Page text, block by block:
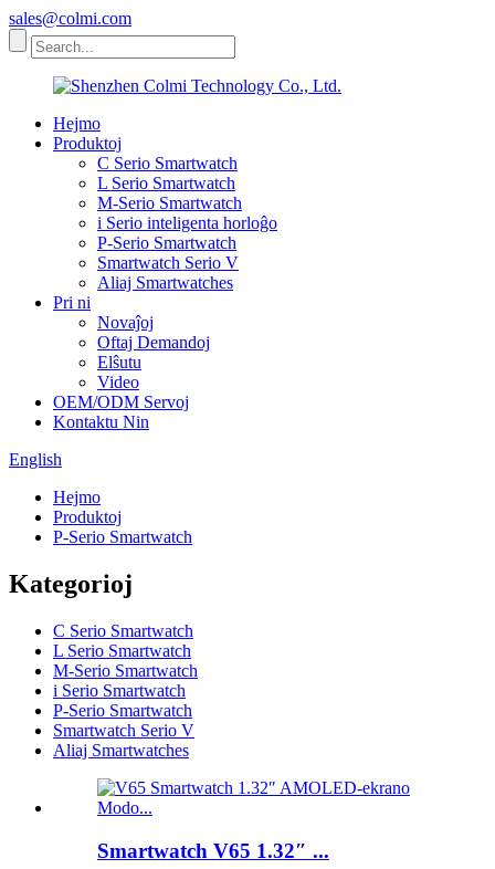
sales@colmi.com
Hejmo
Produktoj
C Serio Smartwatch
L Serio Smartwatch
M-Serio Smartwatch
i Serio inteligenta horloĝo
P-Serio Smartwatch
Smartwatch Serio V
Aliaj Smartwatches
Pri ni
Novaĵoj
Oftaj Demandoj
Elŝutu
Video
OEM/ODM Servoj
Kontaktu Nin
English
Hejmo
Produktoj
P-Serio Smartwatch
Kategorioj
C Serio Smartwatch
L Serio Smartwatch
M-Serio Smartwatch
i Serio Smartwatch
P-Serio Smartwatch
Smartwatch Serio V
Aliaj Smartwatches
Smartwatch V65 1.32″ ...